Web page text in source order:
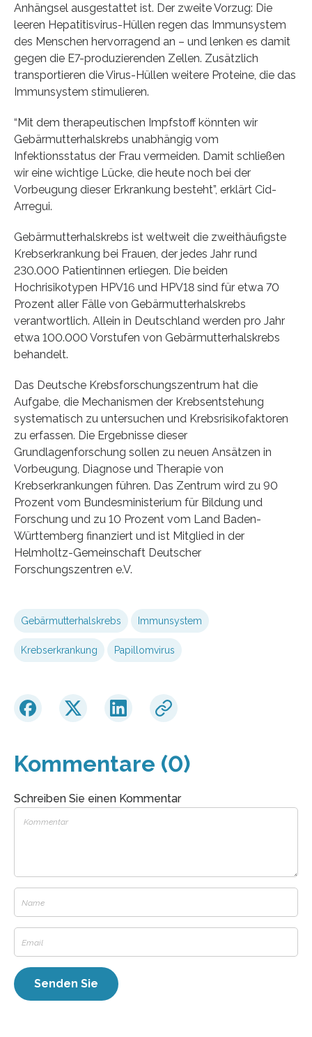
Anhängsel ausgestattet ist. Der zweite Vorzug: Die
leeren Hepatitisvirus-Hüllen regen das Immunsystem
des Menschen hervorragend an – und lenken es damit
gegen die E7-produzierenden Zellen. Zusätzlich
transportieren die Virus-Hüllen weitere Proteine, die das
Immunsystem stimulieren.
“Mit dem therapeutischen Impfstoff könnten wir
Gebärmutterhalskrebs unabhängig vom
Infektionsstatus der Frau vermeiden. Damit schließen
wir eine wichtige Lücke, die heute noch bei der
Vorbeugung dieser Erkrankung besteht”, erklärt Cid-
Arregui.
Gebärmutterhalskrebs ist weltweit die zweithäufigste
Krebserkrankung bei Frauen, der jedes Jahr rund
230.000 Patientinnen erliegen. Die beiden
Hochrisikotypen HPV16 und HPV18 sind für etwa 70
Prozent aller Fälle von Gebärmutterhalskrebs
verantwortlich. Allein in Deutschland werden pro Jahr
etwa 100.000 Vorstufen von Gebärmutterhalskrebs
behandelt.
Das Deutsche Krebsforschungszentrum hat die
Aufgabe, die Mechanismen der Krebsentstehung
systematisch zu untersuchen und Krebsrisikofaktoren
zu erfassen. Die Ergebnisse dieser
Grundlagenforschung sollen zu neuen Ansätzen in
Vorbeugung, Diagnose und Therapie von
Krebserkrankungen führen. Das Zentrum wird zu 90
Prozent vom Bundesministerium für Bildung und
Forschung und zu 10 Prozent vom Land Baden-
Württemberg finanziert und ist Mitglied in der
Helmholtz-Gemeinschaft Deutscher
Forschungszentren e.V.
Gebärmutterhalskrebs Immunsystem
Krebserkrankung Papillomvirus
Kommentare (0)
Schreiben Sie einen Kommentar